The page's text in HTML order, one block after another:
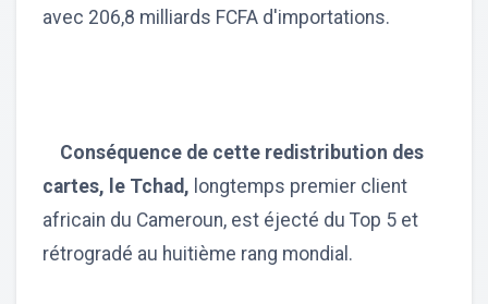
avec 206,8 milliards FCFA d'importations.
Conséquence de cette redistribution des
cartes, le Tchad, longtemps premier client
africain du Cameroun, est éjecté du Top 5 et
rétrogradé au huitième rang mondial.